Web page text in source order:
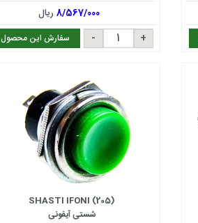
8/567/000ریال
سفارش این محصول
SHASTI IFONI (205)
شستی آیفونی